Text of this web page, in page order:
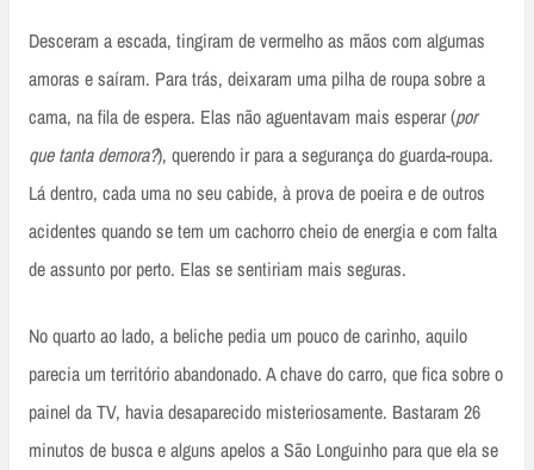
Desceram a escada, tingiram de vermelho as mãos com algumas
amoras e saíram. Para trás, deixaram uma pilha de roupa sobre a
cama, na fila de espera. Elas não aguentavam mais esperar (por
que tanta demora?), querendo ir para a segurança do guarda-roupa.
Lá dentro, cada uma no seu cabide, à prova de poeira e de outros
acidentes quando se tem um cachorro cheio de energia e com falta
de assunto por perto. Elas se sentiriam mais seguras.
No quarto ao lado, a beliche pedia um pouco de carinho, aquilo
parecia um território abandonado. A chave do carro, que fica sobre o
painel da TV, havia desaparecido misteriosamente. Bastaram 26
minutos de busca e alguns apelos a São Longuinho para que ela se